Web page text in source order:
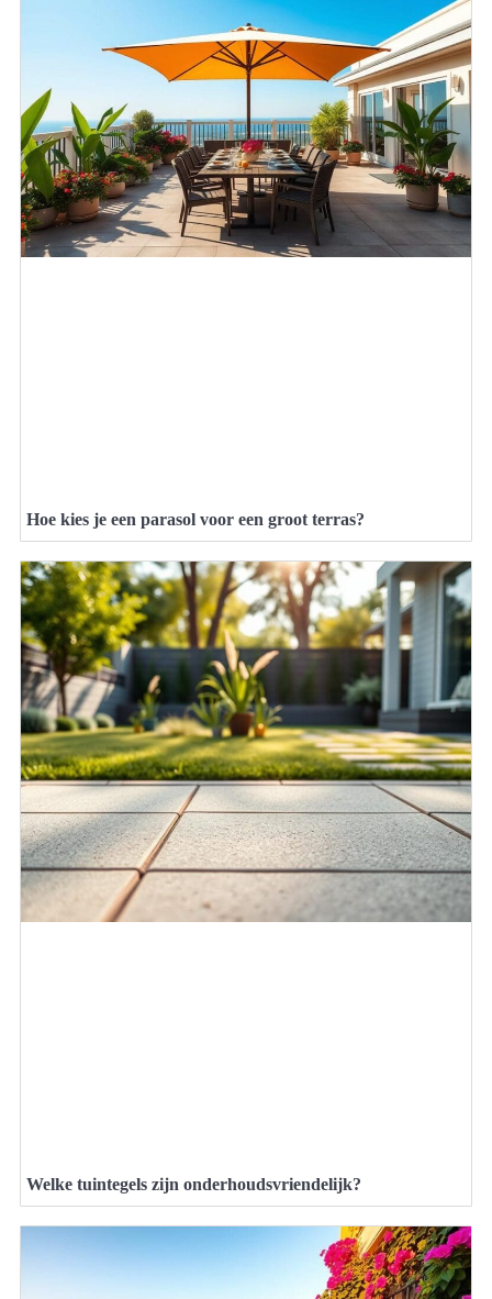
Hoe kies je een parasol voor een groot terras?
Welke tuintegels zijn onderhoudsvriendelijk?